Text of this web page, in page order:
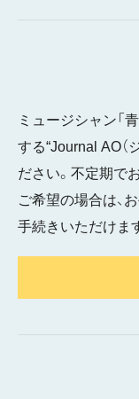
ミュージシャン「
する“Journal AO（
ださい。不定期で
ご希望の場合は、
手続きいただけま